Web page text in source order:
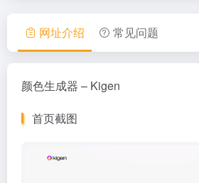
网址介绍 常见问题
颜色生成器 – Kigen
首页截图